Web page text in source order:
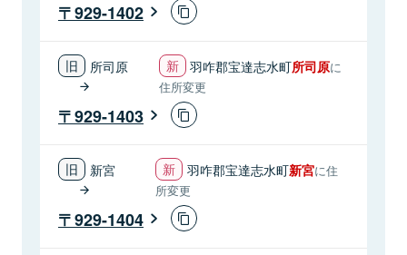
929-1402
所司原 羽咋郡宝達志水町所司原に
住所変更
929-1403
新宮 羽咋郡宝達志水町新宮に住
所変更
929-1404